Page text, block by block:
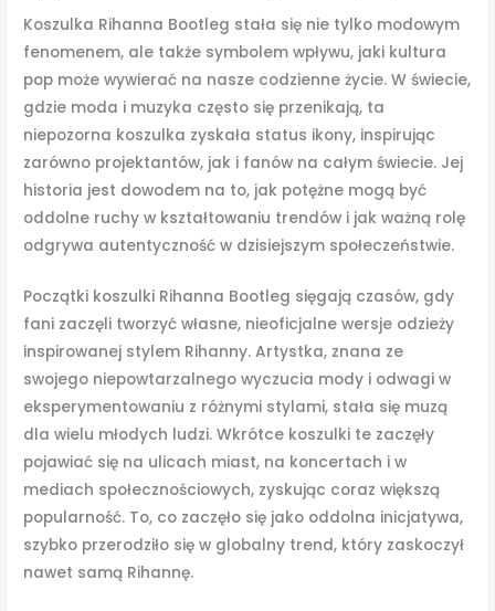
Koszulka Rihanna Bootleg stała się nie tylko modowym
fenomenem, ale także symbolem wpływu, jaki kultura
pop może wywierać na nasze codzienne życie. W świecie,
gdzie moda i muzyka często się przenikają, ta
niepozorna koszulka zyskała status ikony, inspirując
zarówno projektantów, jak i fanów na całym świecie. Jej
historia jest dowodem na to, jak potężne mogą być
oddolne ruchy w kształtowaniu trendów i jak ważną rolę
odgrywa autentyczność w dzisiejszym społeczeństwie.
Początki koszulki Rihanna Bootleg sięgają czasów, gdy
fani zaczęli tworzyć własne, nieoficjalne wersje odzieży
inspirowanej stylem Rihanny. Artystka, znana ze
swojego niepowtarzalnego wyczucia mody i odwagi w
eksperymentowaniu z różnymi stylami, stała się muzą
dla wielu młodych ludzi. Wkrótce koszulki te zaczęły
pojawiać się na ulicach miast, na koncertach i w
mediach społecznościowych, zyskując coraz większą
popularność. To, co zaczęło się jako oddolna inicjatywa,
szybko przerodziło się w globalny trend, który zaskoczył
nawet samą Rihannę.